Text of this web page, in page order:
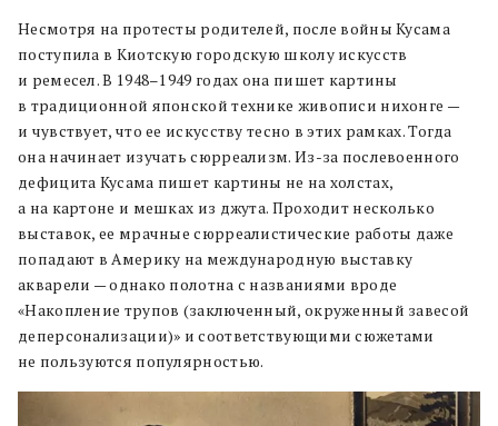
Несмотря на протесты родителей, после войны Кусама
поступила в Киотскую городскую школу искусств
и ремесел. В 1948–1949 годах она пишет картины
в традиционной японской технике живописи нихонге —
и чувствует, что ее искусству тесно в этих рамках. Тогда
она начинает изучать сюрреализм. Из-за послевоенного
дефицита Кусама пишет картины не на холстах,
а на картоне и мешках из джута. Проходит несколько
выставок, ее мрачные сюрреалистические работы даже
попадают в Америку на международную выставку
акварели — однако полотна с названиями вроде
«Накопление трупов (заключенный, окруженный завесой
деперсонализации)» и соответствующими сюжетами
не пользуются популярностью.